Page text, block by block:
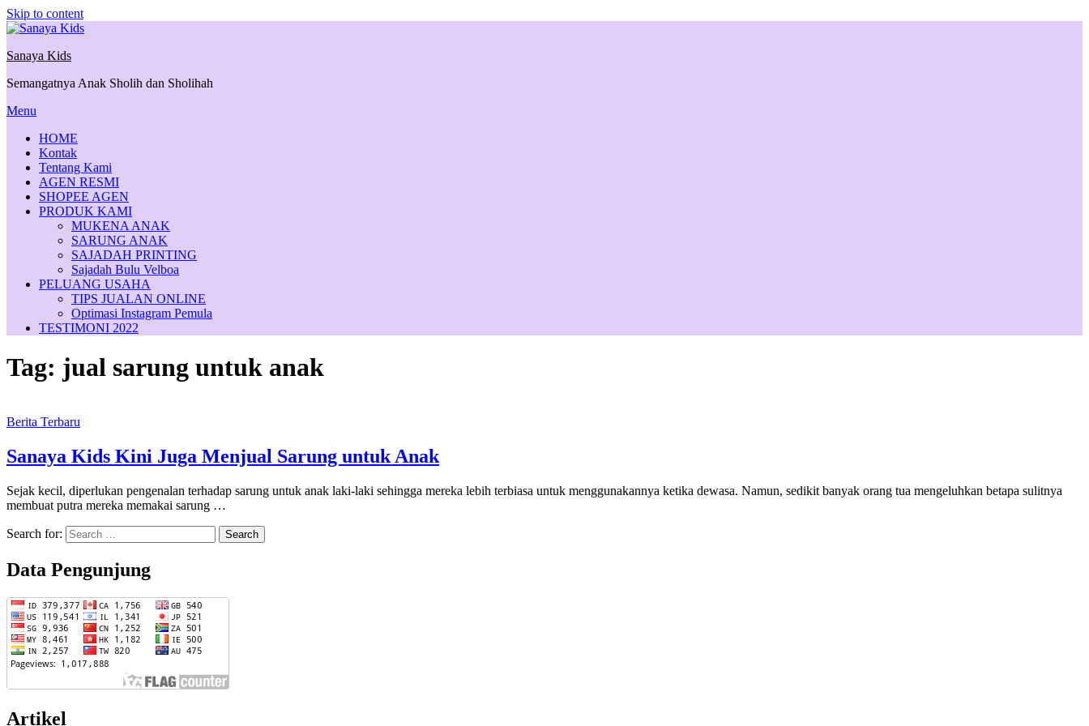
Skip to content
Sanaya Kids
Semangatnya Anak Sholih dan Sholihah
Menu
HOME
Kontak
Tentang Kami
AGEN RESMI
SHOPEE AGEN
PRODUK KAMI
MUKENA ANAK
SARUNG ANAK
SAJADAH PRINTING
Sajadah Bulu Velboa
PELUANG USAHA
TIPS JUALAN ONLINE
Optimasi Instagram Pemula
TESTIMONI 2022
Tag: jual sarung untuk anak
Berita Terbaru
Sanaya Kids Kini Juga Menjual Sarung untuk Anak
Sejak kecil, diperlukan pengenalan terhadap sarung untuk anak laki-laki sehingga mereka lebih terbiasa untuk menggunakannya ketika dewasa. Namun, sedikit banyak orang tua mengeluhkan betapa sulitnya
membuat putra mereka memakai sarung …
Search for:
Data Pengunjung
Artikel